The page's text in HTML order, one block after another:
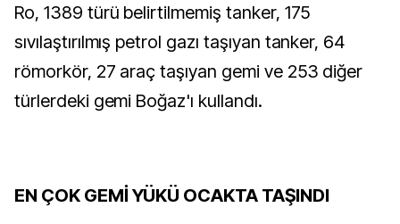
Ro, 1389 türü belirtilmemiş tanker, 175
sıvılaştırılmış petrol gazı taşıyan tanker, 64
römorkör, 27 araç taşıyan gemi ve 253 diğer
türlerdeki gemi Boğaz'ı kullandı.
EN ÇOK GEMİ YÜKÜ OCAKTA TAŞINDI